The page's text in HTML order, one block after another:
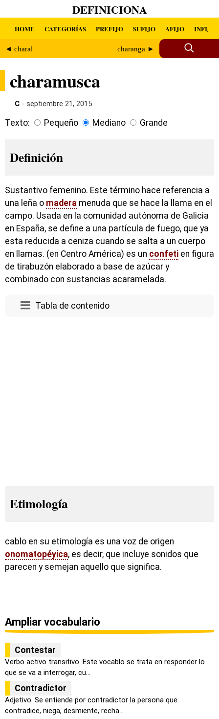
DEFINICIONA
HOME CATEGORÍAS PREFIJO SUFIJO AFIJO INFIJO
◄ charal charanga ►
charamusca
C - septiembre 21, 2015
Texto: Pequeño Mediano Grande
Definición
Sustantivo femenino. Este término hace referencia a
una leña o madera menuda que se hace la llama en el
campo. Usada en la comunidad autónoma de Galicia
en España, se define a una partícula de fuego, que ya
esta reducida a ceniza cuando se salta a un cuerpo
en llamas. (en Centro América) es un confeti en figura
de tirabuzón elaborado a base de azúcar y
combinado con sustancias acaramelada.
Tabla de contenido
Etimología
cablo en su etimología es una voz de origen
onomatopéyica, es decir, que incluye sonidos que
parecen y semejan aquello que significa.
Ampliar vocabulario
Contestar
Verbo activo transitivo. Este vocablo se trata en responder lo
que se va a interrogar, cu...
Contradictor
Adjetivo. Se entiende por contradictor la persona que
contradice, niega, desmiente, recha...